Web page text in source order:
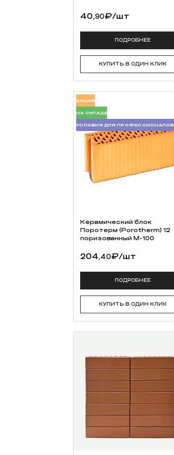
СОСТАВ:
40,90₽/шт
ПОДРОБНЕЕ
КУПИТЬ В ОДИН КЛИК
АКЦИЯ
НА СКЛАДЕ
УСЛОВИЯ ДЛЯ ПРОФЕССИОНАЛОВ
Керамический блок
Поротерм (Porotherm) 12
поризованный М-100
204,40₽/шт
ПОДРОБНЕЕ
КУПИТЬ В ОДИН КЛИК